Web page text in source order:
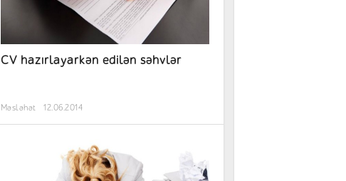
CV hazırlayarkən edilən səhvlər
Məsləhət 12.06.2014